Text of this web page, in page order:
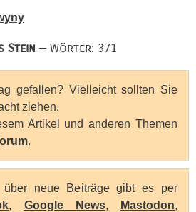
Stein — Wörter: 371
gefallen? Vielleicht sollten Sie
ziehen.
Artikel und anderen Themen
.
über neue Beiträge gibt es per
, Google News, Mastodon,